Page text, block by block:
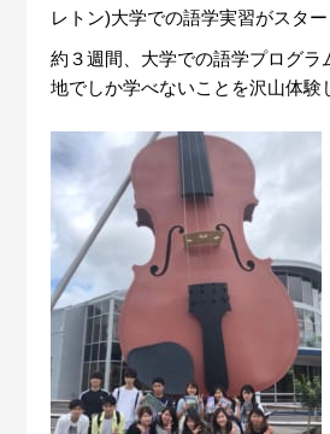
レトン)大学での語学実習がスター
約３週間、大学での語学プログラ
地でしか学べないことを沢山体験